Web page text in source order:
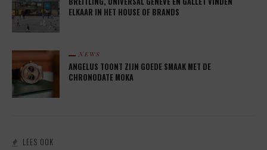
ELKAAR IN HET HOUSE OF BRANDS
NEWS
ANGELUS TOONT ZIJN GOEDE SMAAK MET DE
CHRONODATE MOKA
LEES OOK